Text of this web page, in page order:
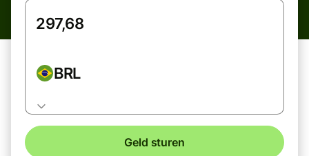
BRL
Geld sturen